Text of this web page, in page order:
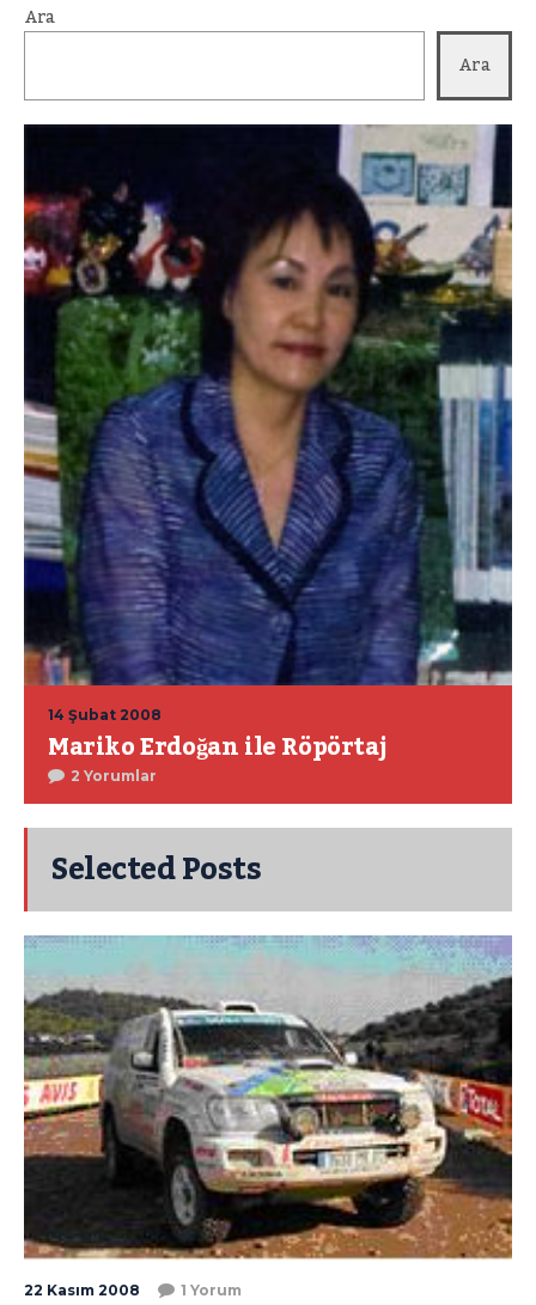
Ara
Ara
14 Şubat 2008
Mariko Erdoğan ile Röpörtaj
2 Yorumlar
Selected Posts
22 Kasım 2008 1 Yorum